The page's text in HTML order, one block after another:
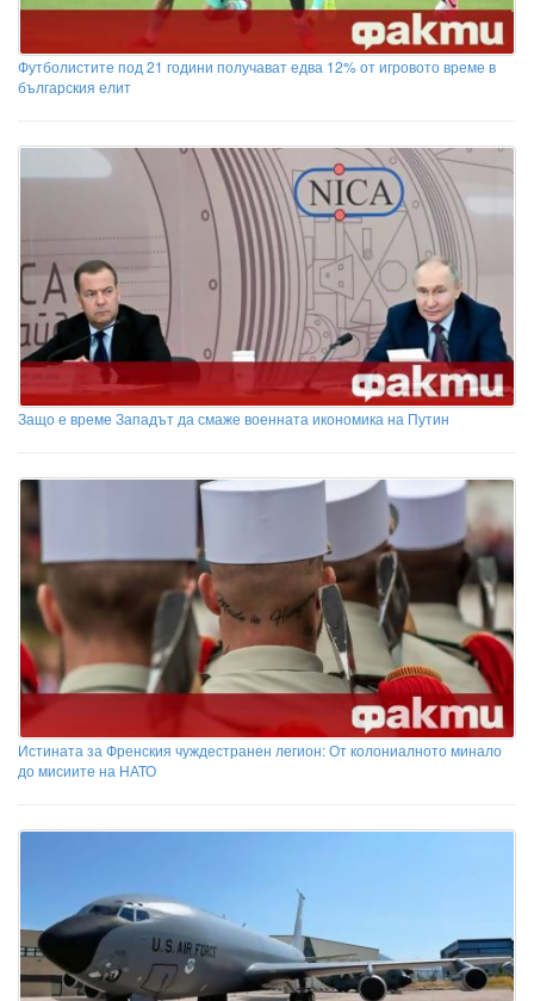
Футболистите под 21 години получават едва 12% от игровото време в
българския елит
Защо е време Западът да смаже военната икономика на Путин
Истината за Френския чуждестранен легион: От колониалното минало
до мисиите на НАТО